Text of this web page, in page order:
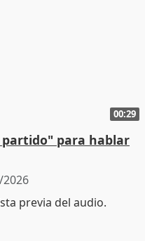
00:29
para hablar